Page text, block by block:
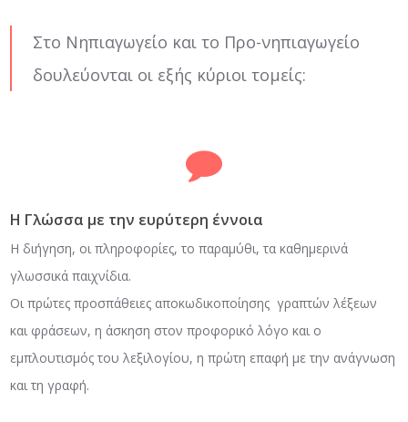
Στο Νηπιαγωγείο και το Προ-νηπιαγωγείο
δουλεύονται οι εξής κύριοι τομείς:
Η Γλώσσα με την ευρύτερη έννοια
Η διήγηση, οι πληροφορίες, το παραμύθι, τα καθημερινά
γλωσσικά παιχνίδια.
Οι πρώτες προσπάθειες αποκωδικοποίησης γραπτών λέξεων
και φράσεων, η άσκηση στον προφορικό λόγο και ο
εμπλουτισμός του λεξιλογίου, η πρώτη επαφή με την ανάγνωση
και τη γραφή.